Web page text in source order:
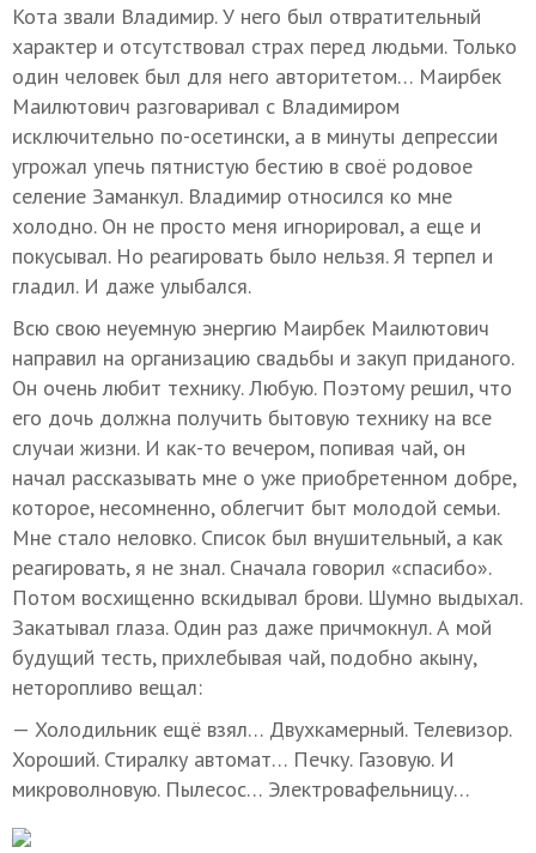
Кота звали Владимир. У него был отвратительный
характер и отсутствовал страх перед людьми. Только
один человек был для него авторитетом… Маирбек
Маилютович разговаривал с Владимиром
исключительно по-осетински, а в минуты депрессии
угрожал упечь пятнистую бестию в своё родовое
селение Заманкул. Владимир относился ко мне
холодно. Он не просто меня игнорировал, а еще и
покусывал. Но реагировать было нельзя. Я терпел и
гладил. И даже улыбался.
Всю свою неуемную энергию Маирбек Маилютович
направил на организацию свадьбы и закуп приданого.
Он очень любит технику. Любую. Поэтому решил, что
его дочь должна получить бытовую технику на все
случаи жизни. И как-то вечером, попивая чай, он
начал рассказывать мне о уже приобретенном добре,
которое, несомненно, облегчит быт молодой семьи.
Мне стало неловко. Список был внушительный, а как
реагировать, я не знал. Сначала говорил «спасибо».
Потом восхищенно вскидывал брови. Шумно выдыхал.
Закатывал глаза. Один раз даже причмокнул. А мой
будущий тесть, прихлебывая чай, подобно акыну,
неторопливо вещал:
— Холодильник ещё взял… Двухкамерный. Телевизор.
Хороший. Стиралку автомат… Печку. Газовую. И
микроволновую. Пылесос… Электровафельницу…